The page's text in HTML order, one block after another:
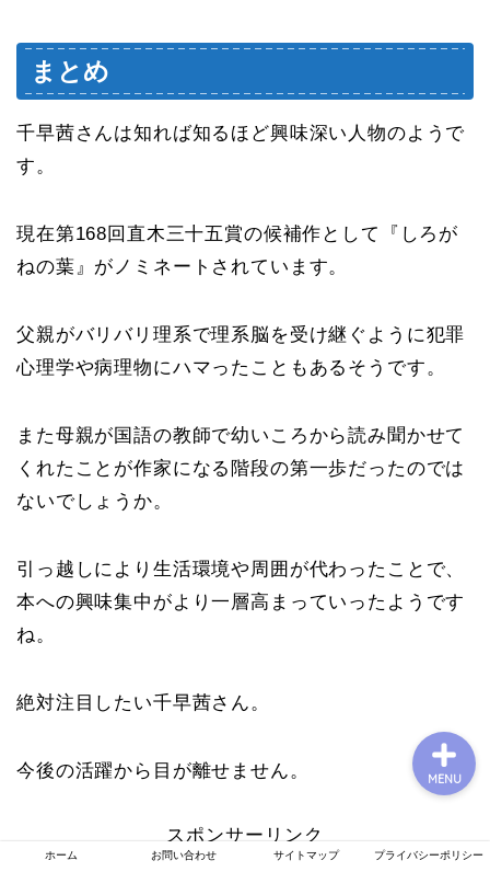
まとめ
千早茜さんは知れば知るほど興味深い人物のようで
す。
現在第168回直木三十五賞の候補作として『しろが
ねの葉』がノミネートされています。
父親がバリバリ理系で理系脳を受け継ぐように犯罪
心理学や病理物にハマったこともあるそうです。
また母親が国語の教師で幼いころから読み聞かせて
くれたことが作家になる階段の第一歩だったのでは
ないでしょうか。
引っ越しにより生活環境や周囲が代わったことで、
本への興味集中がより一層高まっていったようです
ね。
絶対注目したい千早茜さん。
今後の活躍から目が離せません。
スポンサーリンク
ホーム お問い合わせ サイトマップ プライバシーポリシー
MENU
プロフィール
運営者情報